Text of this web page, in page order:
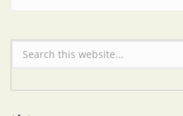
Formulario de búsqueda